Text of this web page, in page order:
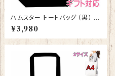
ハムスター トートバッグ （黒） グ
ッズ 雑貨 入学祝い レッスンバ
ッグ お買い物バッグ【型番 B-10
007】お花の王冠シリーズ
¥3,980